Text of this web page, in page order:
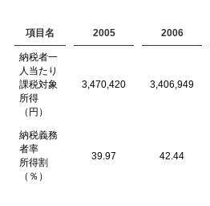
項目名 2005 2006
納税者一
人当たり
課税対象
所得
（円）
3,470,420 3,406,949
納税義務
者率
所得割
（％）
39.97 42.44